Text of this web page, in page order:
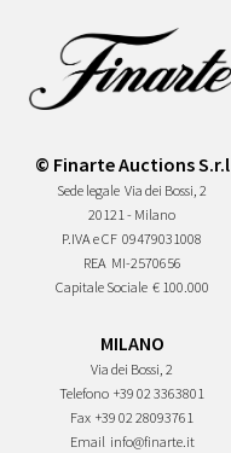
© Finarte Auctions S.r.l
Sede legale Via dei Bossi, 2
20121 - Milano
P.IVA e CF 09479031008
REA MI-2570656
Capitale Sociale € 100.000
MILANO
Via dei Bossi, 2
Telefono +39 02 3363801
Fax +39 02 28093761
Email info@finarte.it